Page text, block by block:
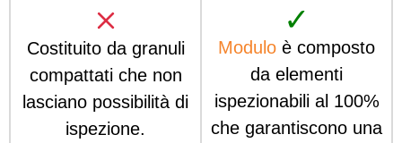
Costituito da granuli
compattati che non
lasciano possibilità di
ispezione.
✓
Modulo è composto
da elementi
ispezionabili al 100%
che garantiscono una